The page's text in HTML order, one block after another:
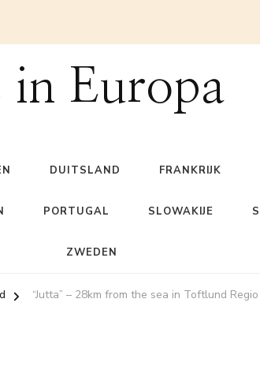
in Europa
DUITSLAND FRANKRIJK
PORTUGAL SLOWAKIJE
ZWEDEN
“Jutta” – 28km from the sea in Toftlund